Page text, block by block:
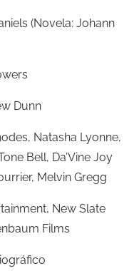
(Novela: Johann
Dunn
Natasha Lyonne,
Bell, Da’Vine Joy
Melvin Gregg
New Slate
Films